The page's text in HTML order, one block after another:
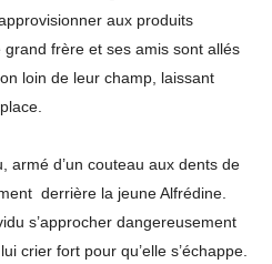
aux produits
frère et ses amis sont allés
loin de leur champ, laissant
armé d’un couteau aux dents de
derrière la jeune Alfrédine.
s’approcher dangereusement
crier fort pour qu’elle s’échappe.